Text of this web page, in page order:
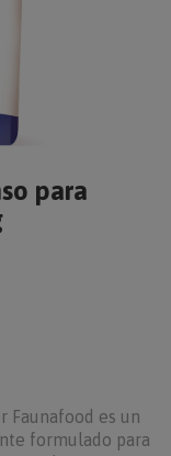
para
Faunafood es un
formulado para